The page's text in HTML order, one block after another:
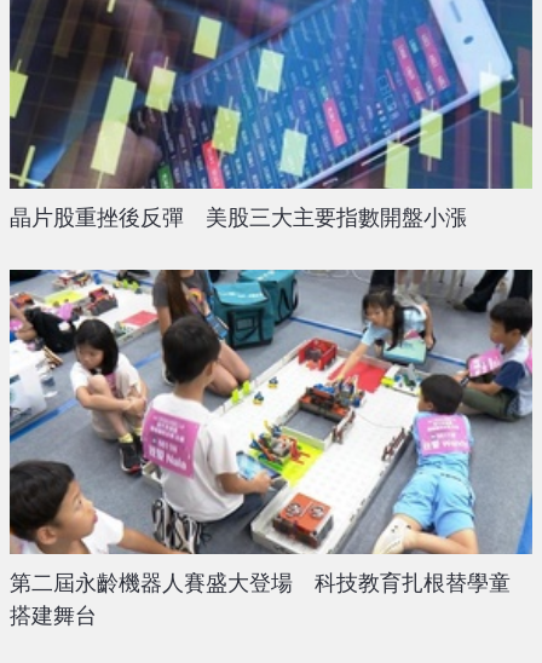
晶片股重挫後反彈 美股三大主要指數開盤小漲
第二屆永齡機器人賽盛大登場 科技教育扎根替學童
搭建舞台